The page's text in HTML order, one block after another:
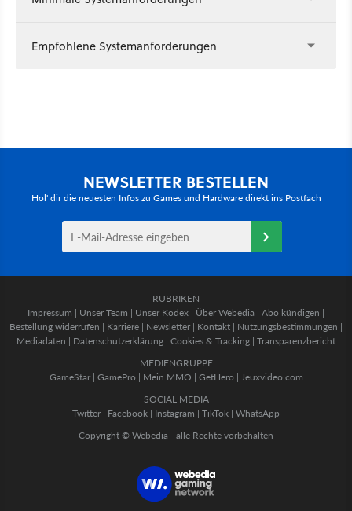
Empfohlene Systemanforderungen
NEWSLETTER BESTELLEN
Hol' dir die neuesten Infos zu Games und Hardware direkt ins Postfach
RUBRIKEN
Impressum | Unser Team | Unser Kodex | Über Webedia | Abo kündigen |
Bestellung widerrufen | Karriere | Newsletter | Kontakt | Nutzungsbestimmungen |
Mediadaten | Datenschutzerklärung | Cookies & Tracking | Transparenzbericht
MEDIENGRUPPE
GameStar| GamePro | Mein MMO | GetHero | Jeuxvideo.com
SOCIAL MEDIA
Twitter | Facebook | Instagram | TikTok | WhatsApp
Copyright © Webedia - alle Rechte vorbehalten